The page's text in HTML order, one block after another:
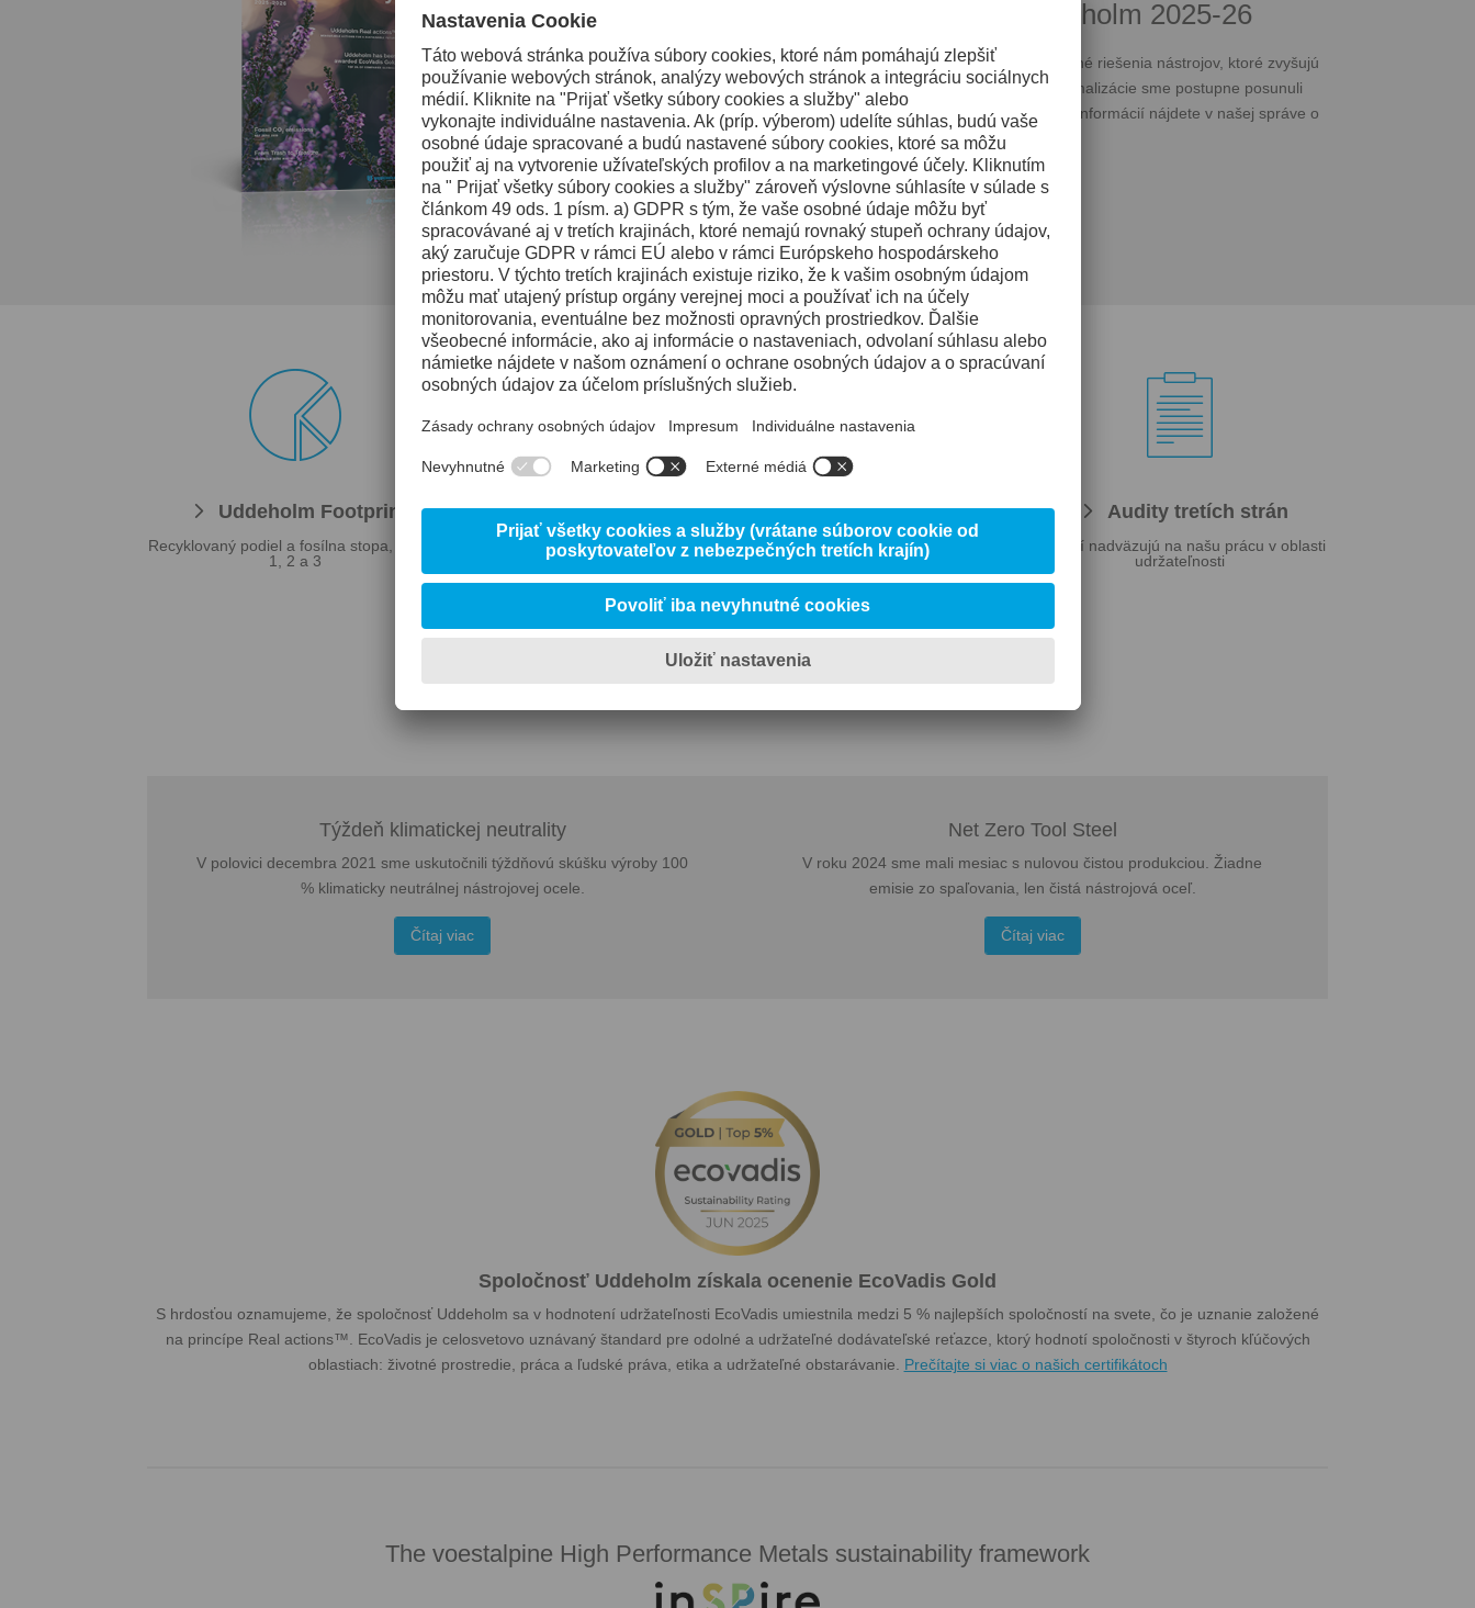
Správa o udržateľnosti spoločnosti Uddeholm 2025-26
Spoločnosť Uddeholm je preferovanou voľbou na trhu, pretože poskytuje udržateľné riešenia nástrojov, ktoré zvyšujú
konkurencieschopnosť zákazníkov. Prostredníctvom inovácií, spolupráce a optimalizácie sme postupne posunuli
hranice toho, čo je v oceliarskom priemysle možné. Teraz robíme ďalší krok. Viac informácií nájdete v našej správe o
udržateľnosti.
Stiahnuť PDF (EN)

Uddeholm Footprint
Recyklovaný podiel a fosílna stopa, Scope
1, 2 a 3

Bezfosílna elektrina
Naša elektrina pochádza zo severských
elektrární bez fosílnych zdrojov

Návratnosť vody na
chladenie
Uddeholm vracia do prirodzeného obehu

Audity tretích strán
Ostatní nadväzujú na našu prácu v oblasti
udržateľnosti
Prijať zajtrajšok bez fosílnych palív – už dnes
Týždeň klimatickej neutrality
V polovici decembra 2021 sme uskutočnili týždňovú skúšku výroby 100
% klimaticky neutrálnej nástrojovej ocele.
Čítaj viac
Net Zero Tool Steel
V roku 2024 sme mali mesiac s nulovou čistou produkciou. Žiadne
emisie zo spaľovania, len čistá nástrojová oceľ.
Čítaj viac
Spoločnosť Uddeholm získala ocenenie EcoVadis Gold
S hrdosťou oznamujeme, že spoločnosť Uddeholm sa v hodnotení udržateľnosti EcoVadis umiestnila medzi 5 % najlepších spoločností na svete, čo je uznanie založené
na princípe Real actions™. EcoVadis je celosvetovo uznávaný štandard pre odolné a udržateľné dodávateľské reťazce, ktorý hodnotí spoločnosti v štyroch kľúčových
oblastiach: životné prostredie, práca a ľudské práva, etika a udržateľné obstarávanie. Prečítajte si viac o našich certifikátoch
The voestalpine High Performance Metals sustainability framework